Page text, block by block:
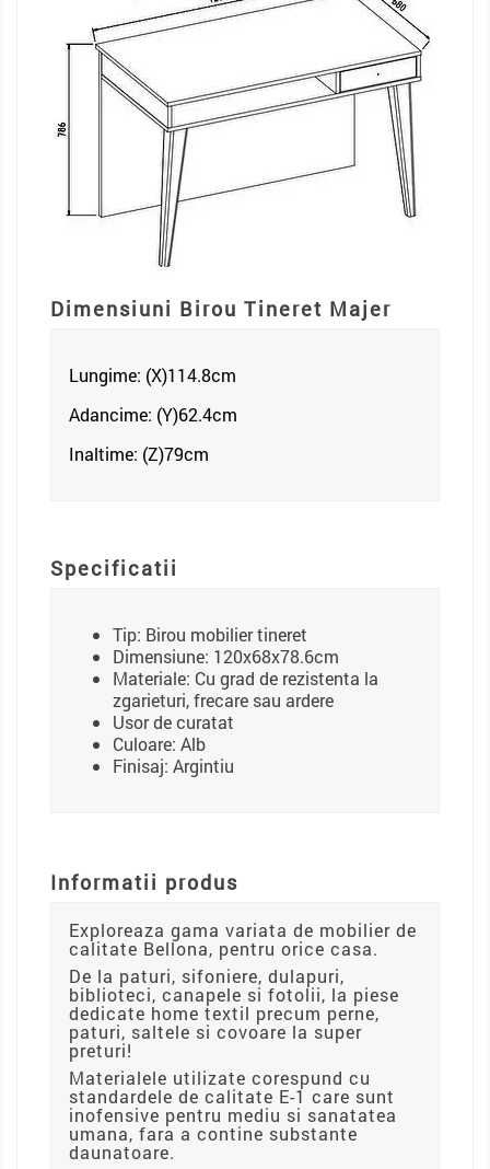
Dimensiuni Birou Tineret Majer
Lungime: (X)114.8cm
Adancime: (Y)62.4cm
Inaltime: (Z)79cm
Specificatii
Tip: Birou mobilier tineret
Dimensiune: 120x68x78.6cm
Materiale: Cu grad de rezistenta la
zgarieturi, frecare sau ardere
Usor de curatat
Culoare: Alb
Finisaj: Argintiu
Informatii produs
Exploreaza gama variata de mobilier de
calitate Bellona, pentru orice casa.
De la paturi, sifoniere, dulapuri,
biblioteci, canapele si fotolii, la piese
dedicate home textil precum perne,
paturi, saltele si covoare la super
preturi!
Materialele utilizate corespund cu
standardele de calitate E-1 care sunt
inofensive pentru mediu si sanatatea
umana, fara a contine substante
daunatoare.